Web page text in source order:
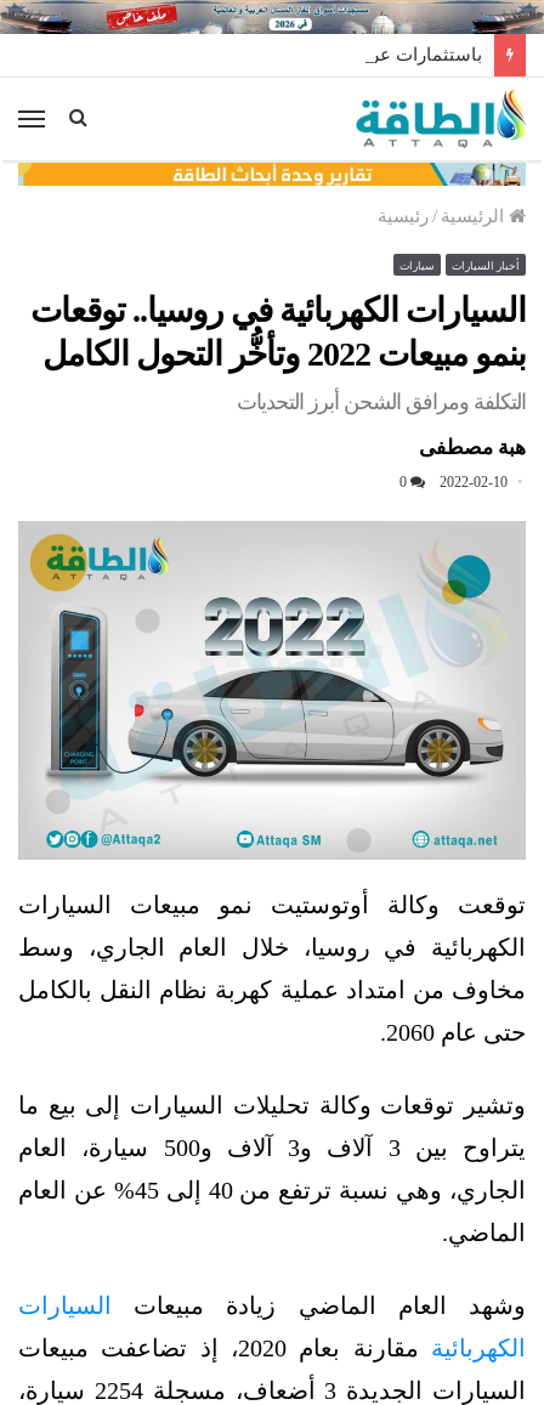
باستثمارات عربية.. حقل غاز ضخم ينتظر قرارًا مصيريًا
الرئيسية /رئيسية
أخبار السيارات سيارات
السيارات الكهربائية في روسيا.. توقعات
بنمو مبيعات 2022 وتأخُّر التحول الكامل
التكلفة ومرافق الشحن أبرز التحديات
هبة مصطفى
2022-02-10
0
توقعت وكالة أوتوستيت نمو مبيعات السيارات
الكهربائية في روسيا، خلال العام الجاري، وسط
مخاوف من امتداد عملية كهربة نظام النقل بالكامل
حتى عام 2060.
وتشير توقعات وكالة تحليلات السيارات إلى بيع ما
يتراوح بين 3 آلاف و3 آلاف و500 سيارة، العام
الجاري، وهي نسبة ترتفع من 40 إلى 45% عن العام
الماضي.
وشهد العام الماضي زيادة مبيعات
السيارات
الكهربائية
مقارنة بعام 2020، إذ تضاعفت مبيعات
السيارات الجديدة 3 أضعاف، مسجلة 2254 سيارة،